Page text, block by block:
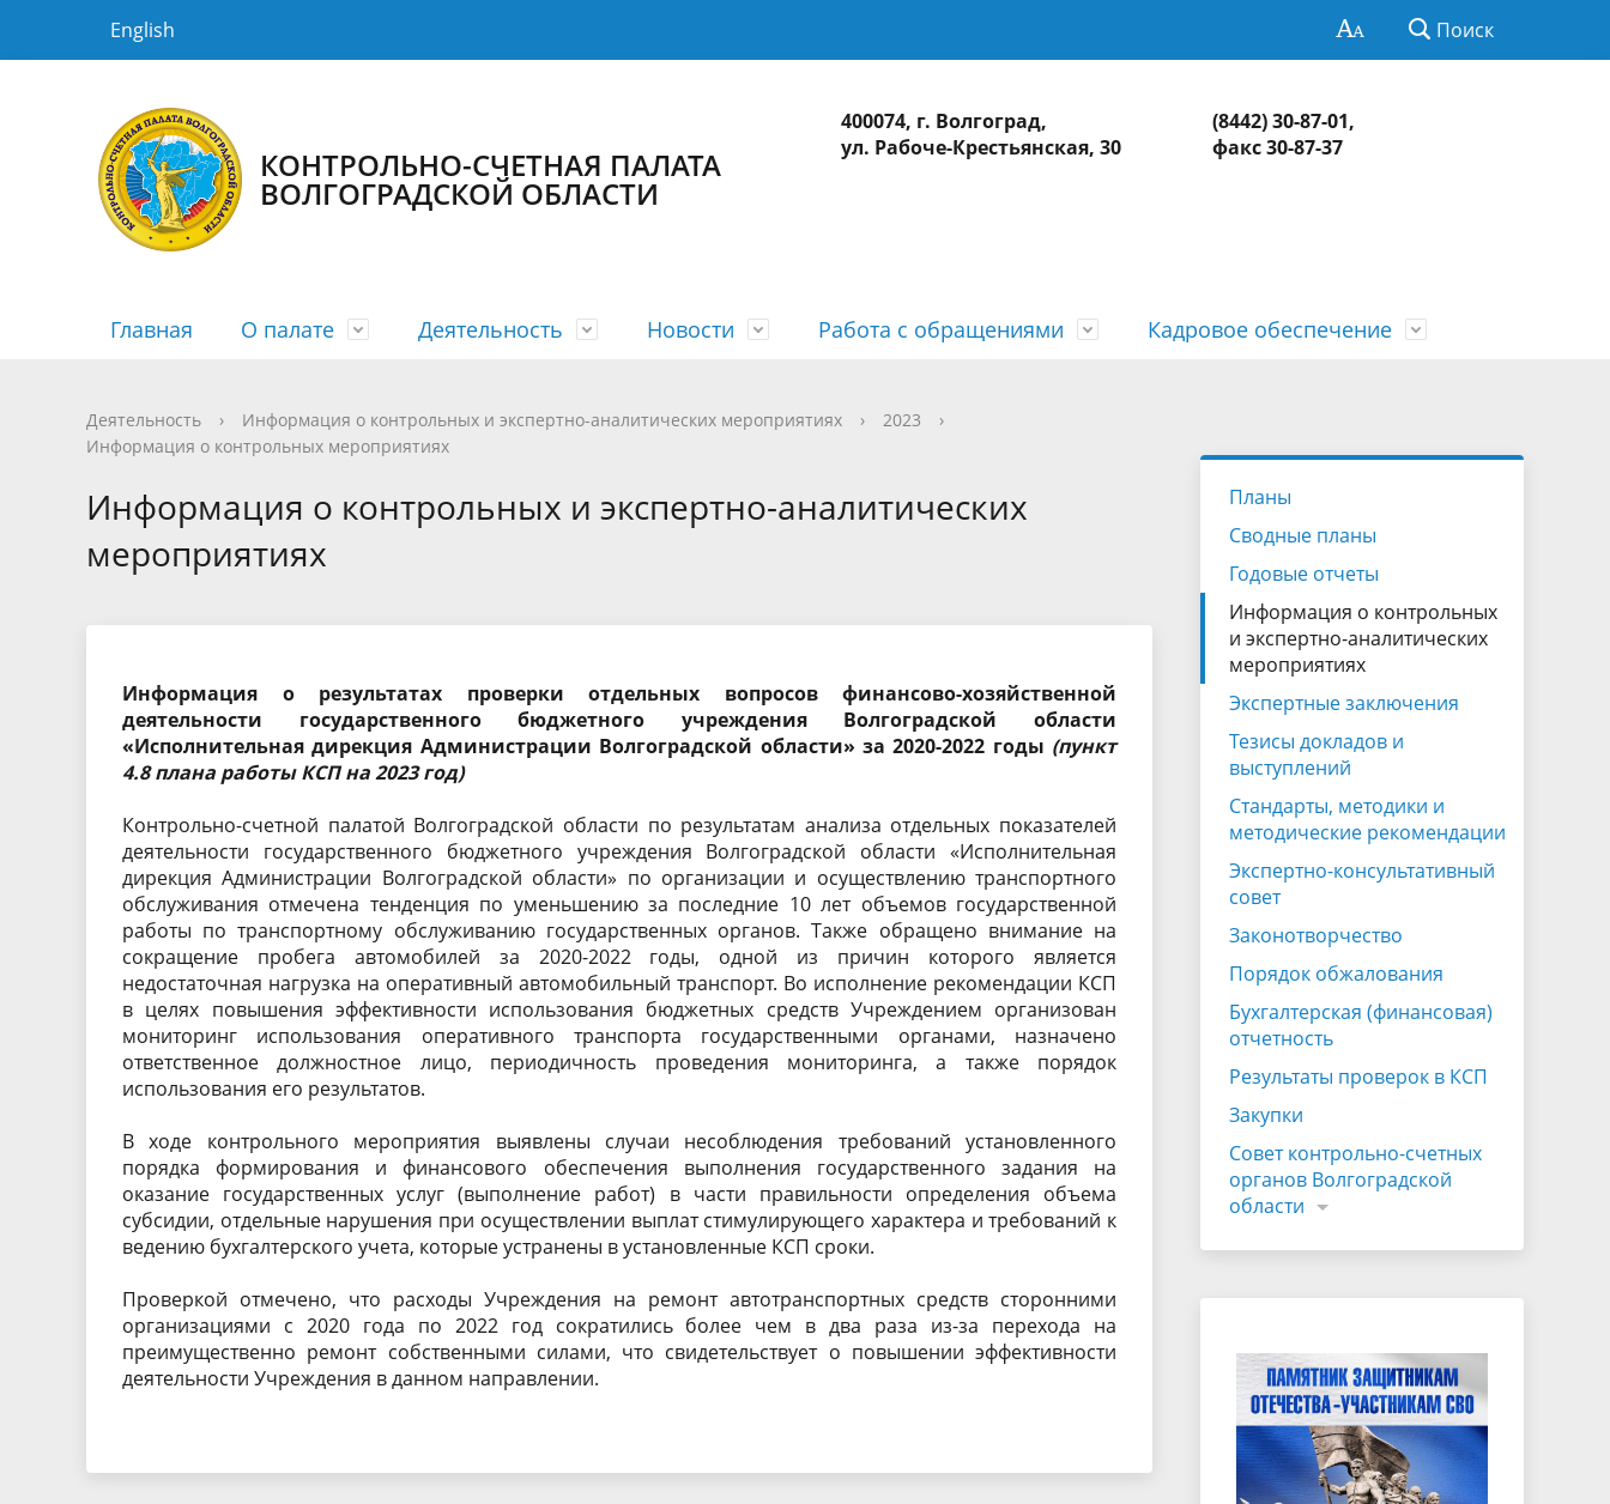
English Поиск
КОНТРОЛЬНО-СЧЕТНАЯ ПАЛАТА
ВОЛГОГРАДСКОЙ ОБЛАСТИ
400074, г. Волгоград,
ул. Рабоче-Крестьянская, 30
(8442) 30-87-01,
факс 30-87-37
Главная О палате
История КСП Структура Коллегия
соглашениях
Контакты
Деятельность
Планы Сводные планы Годовые отчеты
экспертно-аналитических
мероприятиях
Экспертно-консультативный совет
Законотворчество
Совет контрольно-счетных органов
Волгоградской области
Новости
Новости Медиагалерея Видеогалерея
Работа с обращениями
Порядок рассмотрения График приема Интернет-приемная
о результатах рассмотрения
обращений и принятых мерах
Кадровое обеспечение
Государственная гражданская служба Противодействие коррупции Сведения о доходах
Деятельность › Информация о контрольных и экспертно-аналитических мероприятиях › 2023
›
Информация о контрольных мероприятиях
Информация о контрольных и экспертно-аналитических
мероприятиях
Информация о результатах проверки отдельных вопросов финансово-хозяйственной
деятельности государственного бюджетного учреждения Волгоградской области
«Исполнительная дирекция Администрации Волгоградской области» за 2020-2022 годы (пункт
4.8 плана работы КСП на 2023 год)
Контрольно-счетной палатой Волгоградской области по результатам анализа отдельных показателей
деятельности государственного бюджетного учреждения Волгоградской области «Исполнительная
дирекция Администрации Волгоградской области» по организации и осуществлению транспортного
обслуживания отмечена тенденция по уменьшению за последние 10 лет объемов государственной
работы по транспортному обслуживанию государственных органов. Также обращено внимание на
сокращение пробега автомобилей за 2020-2022 годы, одной из причин которого является
недостаточная нагрузка на оперативный автомобильный транспорт. Во исполнение рекомендации КСП
в целях повышения эффективности использования бюджетных средств Учреждением организован
мониторинг использования оперативного транспорта государственными органами, назначено
ответственное должностное лицо, периодичность проведения мониторинга, а также порядок
использования его результатов.
В ходе контрольного мероприятия выявлены случаи несоблюдения требований установленного
порядка формирования и финансового обеспечения выполнения государственного задания на
оказание государственных услуг (выполнение работ) в части правильности определения объема
субсидии, отдельные нарушения при осуществлении выплат стимулирующего характера и требований к
ведению бухгалтерского учета, которые устранены в установленные КСП сроки.
Проверкой отмечено, что расходы Учреждения на ремонт автотранспортных средств сторонними
организациями с 2020 года по 2022 год сократились более чем в два раза из-за перехода на
преимущественно ремонт собственными силами, что свидетельствует о повышении эффективности
деятельности Учреждения в данном направлении.
Планы
Сводные планы
Годовые отчеты
Информация о контрольных
и экспертно-аналитических
мероприятиях
Экспертные заключения
Тезисы докладов и
выступлений
Стандарты, методики и
методические рекомендации
Экспертно-консультативный
совет
Законотворчество
Порядок обжалования
Бухгалтерская (финансовая)
отчетность
Результаты проверок в КСП
Закупки
Совет контрольно-счетных
органов Волгоградской
области